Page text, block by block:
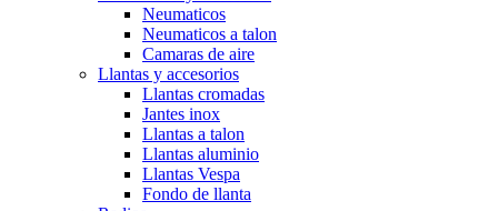
Neumaticos
Neumaticos a talon
Camaras de aire
Llantas y accesorios
Llantas cromadas
Jantes inox
Llantas a talon
Llantas aluminio
Llantas Vespa
Fondo de llanta